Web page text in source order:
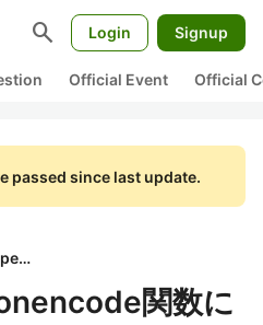
search Login Signup
Official Event Official
passed since last update.
株式会社Speee
関数に